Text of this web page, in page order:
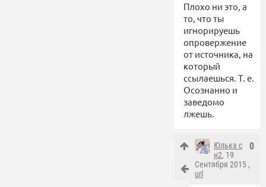
Плохо ни это, а
то, что ты
игнорируешь
опровержение
от источника, на
который
ссылаешься. Т. е.
Осознанно и
заведомо
лжешь.
0
Юлька с
н2, 19
Сентября 2015 ,
url